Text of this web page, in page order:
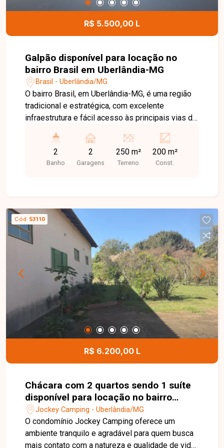
R$ 5.500,00 L
Galpão disponível para locação no
bairro Brasil em Uberlândia-MG
Brasil - Uberlândia/MG
O bairro Brasil, em Uberlândia-MG, é uma região
tradicional e estratégica, com excelente
infraestrutura e fácil acesso às principais vias da
oferta de comércios, bancos, restaurantes,
escolas e serviços, sendo uma excelente
localização para empresas e atividades
escritório, 02 banheiros, pé-direito de 4,5 metros
e portão com 3 metros de altura, oferecendo
praticidade e funcionalidade para diferentes
atividades. Possui ainda Habite-se, AVCB,
acessibilidade e documentação em ordem, além
de energia monofásica. Entre em contato para
mais informações e agende uma visita para
conhecer esta excelente oportunidade comercial.
2
Banho
2
Garagens
250 m²
Terreno
200 m²
Const.
Cód. 53110
R$ 6.200,00 L
Chácara com 2 quartos sendo 1 suíte
disponível para locação no bairro
Jockey Camping em Uberlândia-MG
Jockey Camping - Uberlândia/MG
O condomínio Jockey Camping oferece um
ambiente tranquilo e agradável para quem busca
mais contato com a natureza e qualidade de vida,